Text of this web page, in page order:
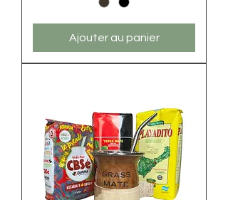
Ajouter au panier